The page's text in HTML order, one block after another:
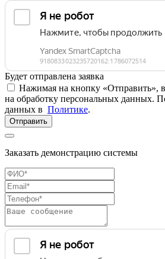
Будет отправлена заявка
Нажимая на кнопку «Отправить»,
на обработку персональных данных.
данных в Политике.
Отправить
Заказать демонстрацию системы